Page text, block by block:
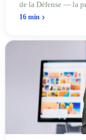
de la Défense — la
Sur les 39
Act pour établir un
simple existence de
trop lentement, au
abaisser les
télécommandés
deuxième usine dans
16 min